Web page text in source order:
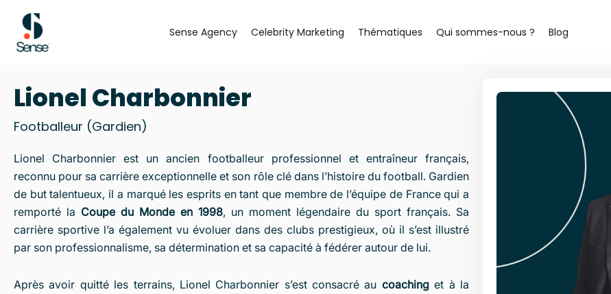
contenu
Sense Agency Celebrity Marketing Thématiques Qui sommes-nous ? Blog
Lionel Charbonnier
Footballeur (Gardien)
Lionel Charbonnier est un ancien footballeur professionnel et entraîneur français,
reconnu pour sa carrière exceptionnelle et son rôle clé dans l’histoire du football. Gardien
de but talentueux, il a marqué les esprits en tant que membre de l’équipe de France qui a
remporté la Coupe du Monde en 1998, un moment légendaire du sport français. Sa
carrière sportive l’a également vu évoluer dans des clubs prestigieux, où il s’est illustré
par son professionnalisme, sa détermination et sa capacité à fédérer autour de lui.
Après avoir quitté les terrains, Lionel Charbonnier s’est consacré au coachinget à la